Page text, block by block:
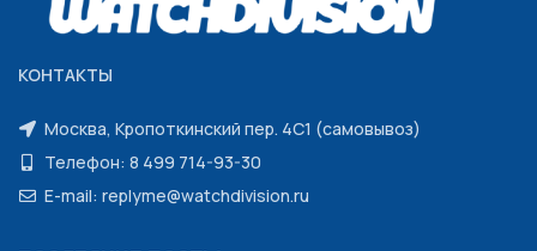
КОНТАКТЫ
Москва, Кропоткинский пер. 4С1 (самовывоз)
Телефон: 8 499 714-93-30
E-mail: replyme@watchdivision.ru